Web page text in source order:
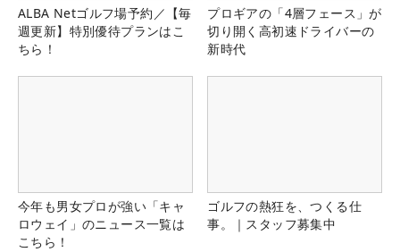
ALBA Netゴルフ場予約／【毎
週更新】特別優待プランはこ
ちら！
プロギアの「4層フェース」が
切り開く高初速ドライバーの
新時代
今年も男女プロが強い「キャ
ロウェイ」のニュース一覧は
こちら！
ゴルフの熱狂を、つくる仕
事。｜スタッフ募集中